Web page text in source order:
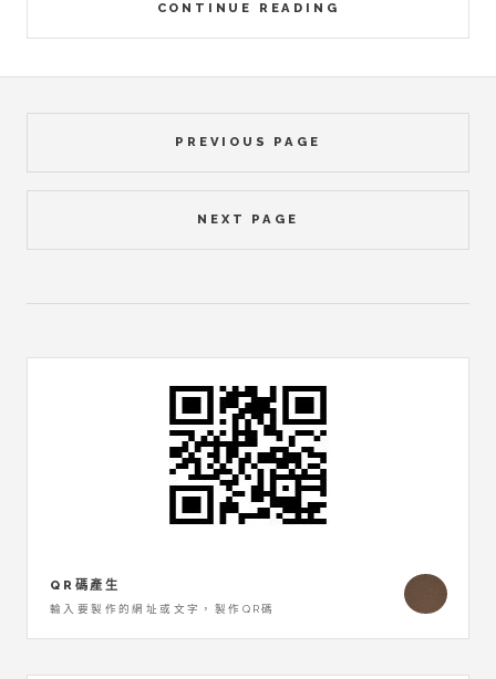
CONTINUE READING
PREVIOUS PAGE
NEXT PAGE
QR碼產生
輸入要製作的網址或文字，製作QR碼